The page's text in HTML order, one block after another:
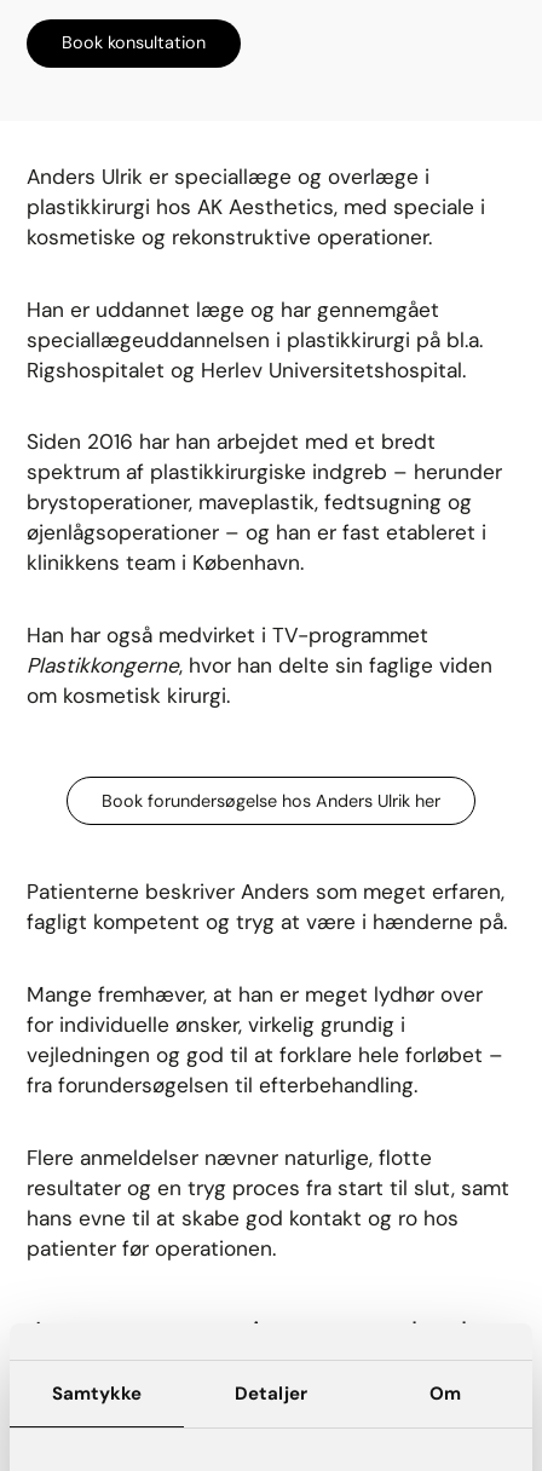
Samtykke Detaljer Om
Book konsultation
Anders Ulrik er speciallæge og overlæge i
plastikkirurgi hos AK Aesthetics, med speciale i
kosmetiske og rekonstruktive operationer.
Han er uddannet læge og har gennemgået
speciallægeuddannelsen i plastikkirurgi på bl.a.
Rigshospitalet og Herlev Universitetshospital.
Siden 2016 har han arbejdet med et bredt
spektrum af plastikkirurgiske indgreb – herunder
brystoperationer, maveplastik, fedtsugning og
øjenlågsoperationer – og han er fast etableret i
klinikkens team i København.
Han har også medvirket i TV-programmet
Plastikkongerne, hvor han delte sin faglige viden
om kosmetisk kirurgi.
Book forundersøgelse hos Anders Ulrik her
Patienterne beskriver Anders som meget erfaren,
fagligt kompetent og tryg at være i hænderne på.
Mange fremhæver, at han er meget lydhør over
for individuelle ønsker, virkelig grundig i
vejledningen og god til at forklare hele forløbet –
fra forundersøgelsen til efterbehandling.
Flere anmeldelser nævner naturlige, flotte
resultater og en tryg proces fra start til slut, samt
hans evne til at skabe god kontakt og ro hos
patienter før operationen.
Lær mere om patienternes oplevelser
med Anders Ulrik og AK Aesthetics